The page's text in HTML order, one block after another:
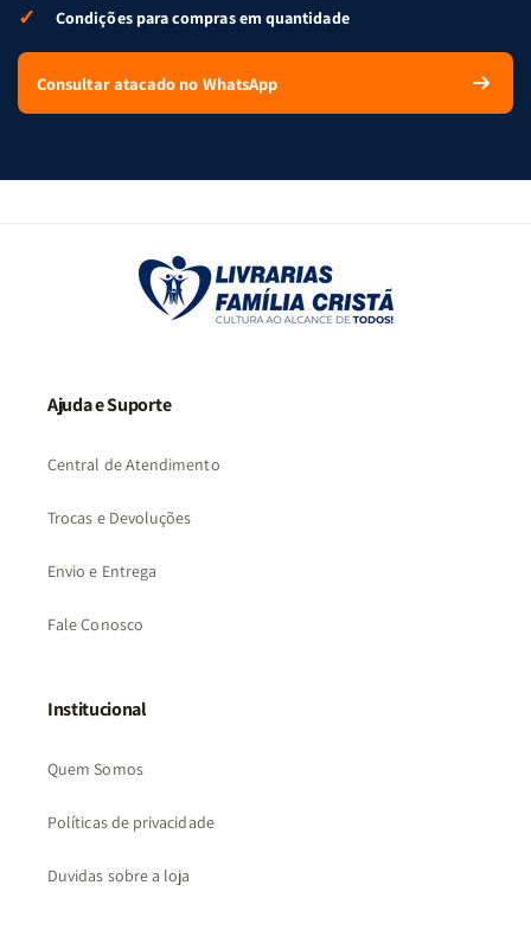
✓ Condições para compras em quantidade
Consultar atacado no WhatsApp
Ajuda e Suporte
Central de Atendimento
Trocas e Devoluções
Envio e Entrega
Fale Conosco
Institucional
Quem Somos
Políticas de privacidade
Duvidas sobre a loja